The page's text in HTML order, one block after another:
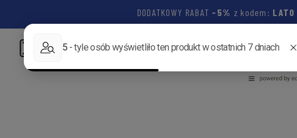
DODATKOWY RABAT-5%z kodem:LATO
Napisz:biuro@luksusowysen.pl Zadzwoń:+48 502 104 104